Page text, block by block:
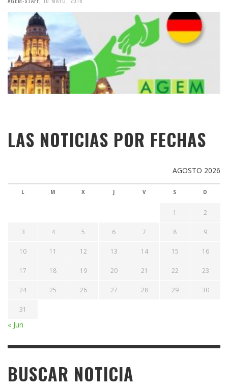
LAS NOTICIAS POR FECHAS
AGOSTO 2026
L M X J V S D
1 2
3 4 5 6 7 8 9
10 11 12 13 14 15 16
17 18 19 20 21 22 23
24 25 26 27 28 29 30
31
« Jun
BUSCAR NOTICIA